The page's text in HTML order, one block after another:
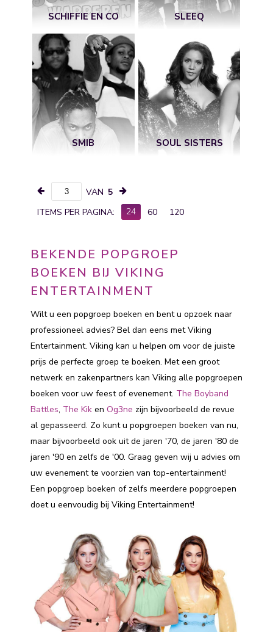
SCHIFFIE EN CO SLEEQ
SMIB SOUL SISTERS
VAN 5
ITEMS PER PAGINA:
24 60 120
BEKENDE POPGROEP
BOEKEN BIJ VIKING
ENTERTAINMENT
Wilt u een popgroep boeken en bent u opzoek naar
professioneel advies? Bel dan eens met Viking
Entertainment. Viking kan u helpen om voor de juiste
prijs de perfecte groep te boeken. Met een groot
netwerk en zakenpartners kan Viking alle popgroepen
boeken voor uw feest of evenement. The Boyband
Battles, The Kik en Og3ne zijn bijvoorbeeld de revue
al gepasseerd. Zo kunt u popgroepen boeken van nu,
maar bijvoorbeeld ook uit de jaren '70, de jaren '80 de
jaren '90 en zelfs de '00. Graag geven wij u advies om
uw evenement te voorzien van top-entertainment!
Een popgroep boeken of zelfs meerdere popgroepen
doet u eenvoudig bij Viking Entertainment!